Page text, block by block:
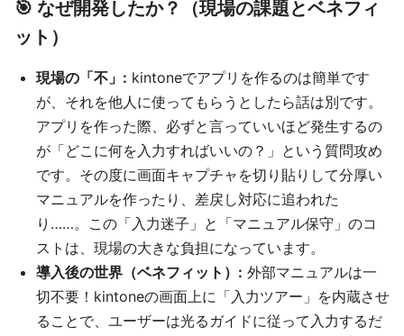
🎯 なぜ開発したか？（現場の課題とベネフィ
ット）
現場の「不」: kintoneでアプリを作るのは簡単です
が、それを他人に使ってもらうとしたら話は別です。
アプリを作った際、必ずと言っていいほど発生するの
が「どこに何を入力すればいいの？」という質問攻め
です。その度に画面キャプチャを切り貼りして分厚い
マニュアルを作ったり、差戻し対応に追われた
り……。この「入力迷子」と「マニュアル保守」のコ
ストは、現場の大きな負担になっています。
導入後の世界（ベネフィット）: 外部マニュアルは一
切不要！kintoneの画面上に「入力ツアー」を内蔵させ
ることで、ユーザーは光るガイドに従って入力するだ